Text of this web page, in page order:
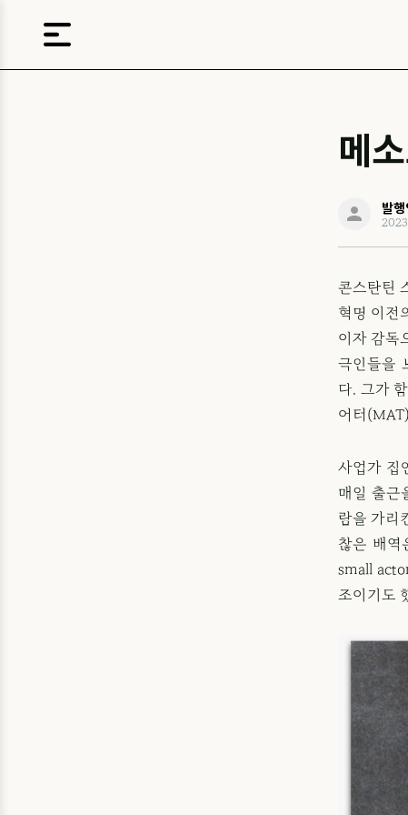
메
발
2023
콘스탄틴
혁명 이전
이자 감독
극인들을
다. 그가
어터
사업가 집
매일 출근
람을 가리
찮은 배역
small
조이기도